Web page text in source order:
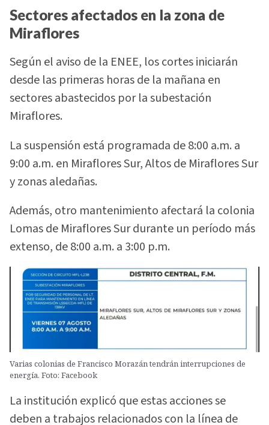
Sectores afectados en la zona de
Miraflores
Según el aviso de la ENEE, los cortes iniciarán
desde las primeras horas de la mañana en
sectores abastecidos por la subestación
Miraflores.
La suspensión está programada de 8:00 a.m. a
9:00 a.m. en Miraflores Sur, Altos de Miraflores Sur
y zonas aledañas.
Además, otro mantenimiento afectará la colonia
Lomas de Miraflores Sur durante un período más
extenso, de 8:00 a.m. a 3:00 p.m.
Varias colonias de Francisco Morazán tendrán interrupciones de
energía. Foto: Facebook
La institución explicó que estas acciones se
deben a trabajos relacionados con la línea de